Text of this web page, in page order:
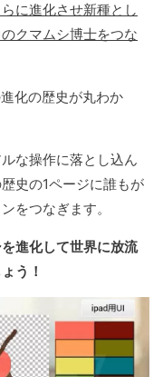
に進化させ新種とし
クマムシ博士をつな
化の歴史が丸わか
な操作に落とし込ん
史の1ページに誰もが
をつなぎます。
進化して世界に放流
う！